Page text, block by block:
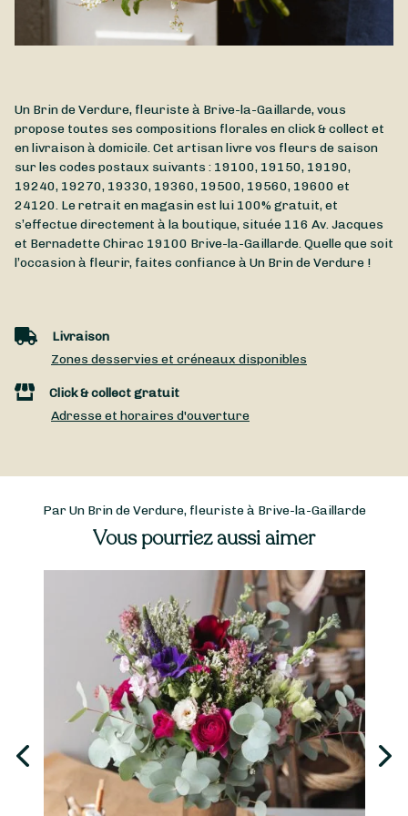
Un Brin de Verdure, fleuriste à Brive-la-Gaillarde, vous
propose toutes ses compositions florales en click & collect et
en livraison à domicile. Cet artisan livre vos fleurs de saison
sur les codes postaux suivants : 19100, 19150, 19190,
19240, 19270, 19330, 19360, 19500, 19560, 19600 et
24120. Le retrait en magasin est lui 100% gratuit, et
s’effectue directement à la boutique, située 116 Av. Jacques
et Bernadette Chirac 19100 Brive-la-Gaillarde. Quelle que soit
l’occasion à fleurir, faites confiance à Un Brin de Verdure !
Livraison
Zones desservies et créneaux disponibles
Click & collect gratuit
Adresse et horaires d'ouverture
Par Un Brin de Verdure, fleuriste à Brive-la-Gaillarde
Vous pourriez aussi aimer